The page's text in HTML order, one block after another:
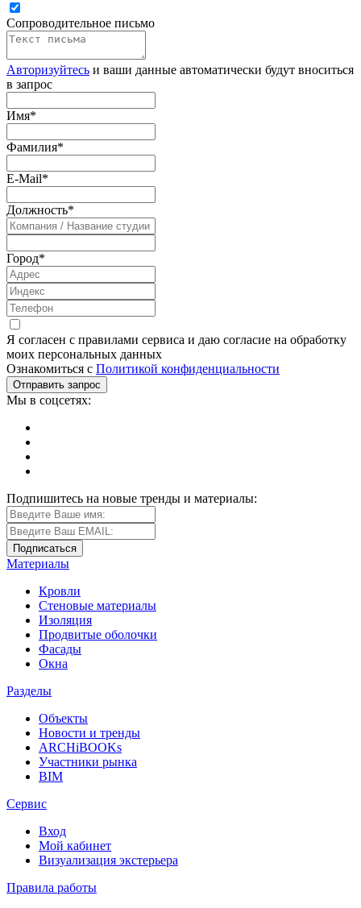
Сопроводительное письмо
Авторизуйтесь и ваши данные автоматически будут вноситься
в запрос
Имя*
Фамилия*
E-Mail*
Должность*
Город*
Я согласен с правилами сервиса и даю согласие на обработку
моих персональных данных
Ознакомиться с Политикой конфиденциальности
Мы в соцсетях:
Подпишитесь на новые тренды и материалы:
Материалы
Кровли
Стеновые материалы
Изоляция
Продвитые оболочки
Фасады
Окна
Разделы
Объекты
Новости и тренды
ARCHiBOOKs
Участники рынка
BIM
Сервис
Вход
Мой кабинет
Визуализация экстерьера
Правила работы